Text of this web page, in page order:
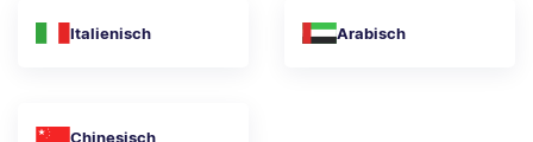
Italienisch Arabisch
Chinesisch